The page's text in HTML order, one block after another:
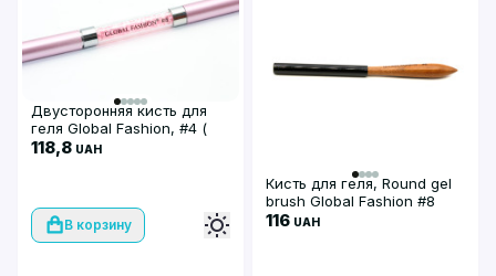
Двусторонняя кисть для
геля Global Fashion, #4 (
овал 4 мм, лайнер 7 мм)
118,8 UAH
В корзину
Кисть для геля, Round gel
brush Global Fashion #8
116 UAH